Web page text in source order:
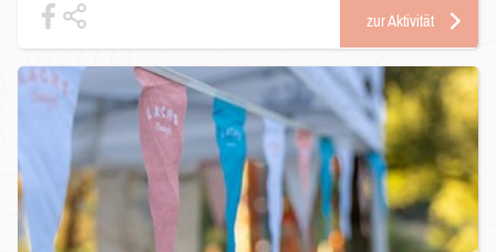
zur Aktivität